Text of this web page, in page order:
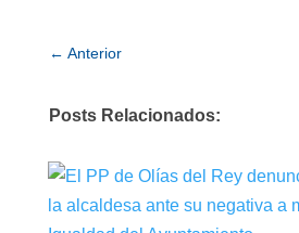
← Anterior
Posts Relacionados: